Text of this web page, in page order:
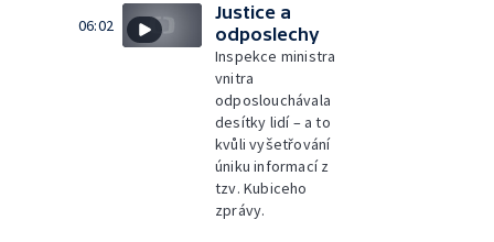
06:02
Justice a
odposlechy
Inspekce ministra
vnitra
odposlouchávala
desítky lidí – a to
kvůli vyšetřování
úniku informací z
tzv. Kubiceho
zprávy.